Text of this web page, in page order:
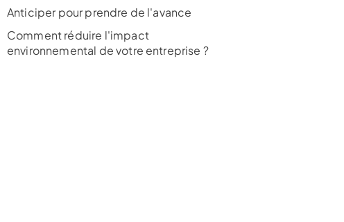
Anticiper pour prendre de l'avance
Comment réduire l'impact
environnemental de votre entreprise ?